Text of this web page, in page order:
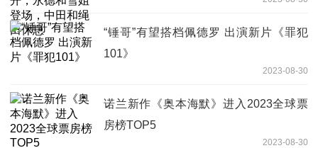
“锤哥”有望搭档佩德罗 出演新片《罪犯
101》
2023-08-30
诺兰新作《奥本海默》进入2023全球票
房榜TOP5
2023-08-30